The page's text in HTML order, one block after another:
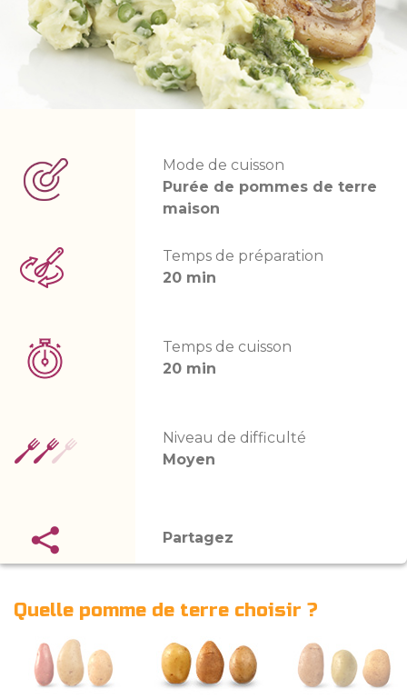
Mode de cuisson
Purée de pommes de terre
maison
Temps de préparation
20 min
Temps de cuisson
20 min
Niveau de difficulté
Moyen
Partagez
Quelle pomme de terre choisir ?